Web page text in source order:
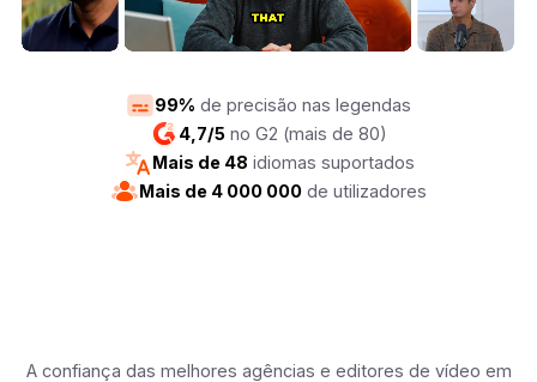
99% de precisão nas legendas
4,7/5 no G2 (mais de 80)
Mais de 48 idiomas suportados
Mais de 4 000 000 de utilizadores
A confiança das melhores agências e editores de vídeo em